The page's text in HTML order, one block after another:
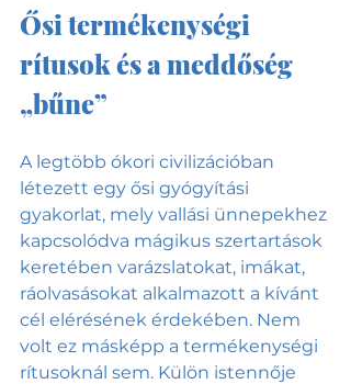
Ősi termékenységi
rítusok és a meddőség
„bűne”
A legtöbb ókori civilizációban
létezett egy ősi gyógyítási
gyakorlat, mely vallási ünnepekhez
kapcsolódva mágikus szertartások
keretében varázslatokat, imákat,
ráolvasásokat alkalmazott a kívánt
cél elérésének érdekében. Nem
volt ez másképp a termékenységi
rítusoknál sem. Külön istennője